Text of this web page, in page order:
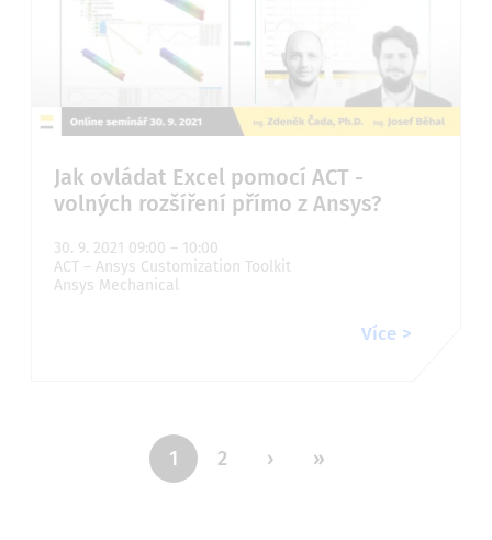
Jak ovládat Excel pomocí ACT -
volných rozšíření přímo z Ansys?
30. 9. 2021 09:00 – 10:00
ACT – Ansys Customization Toolkit
Ansys Mechanical
Více
Aktuální
1 Page
2
Následující
›
Poslední
»